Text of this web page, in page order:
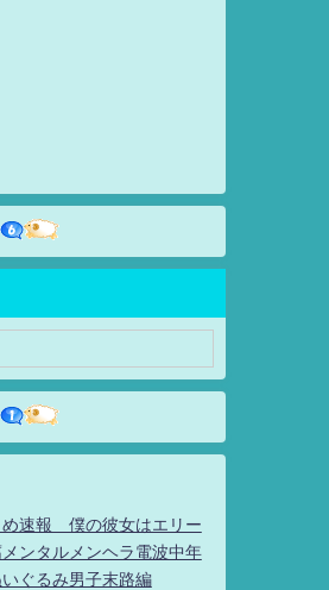
め速報 僕の彼女はエリー
ンタルメンヘラ電波中年
ぐるみ男子末路編